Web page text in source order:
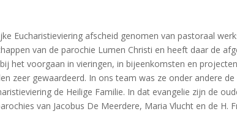
Eucharistieviering afscheid genomen van pastoraal
van de parochie Lumen Christi en heeft daar de
het voorgaan in vieringen, in bijeenkomsten en
zeer gewaardeerd. In ons team was ze onder andere
de Heilige Familie. In dat evangelie zijn de
van Jacobus De Meerdere, Maria Vlucht en de H.